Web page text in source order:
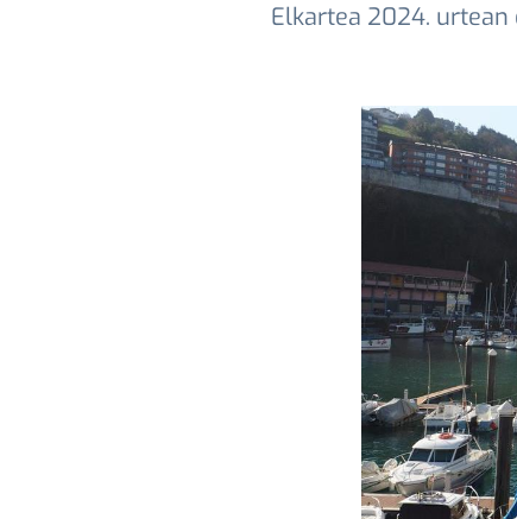
Elkartea 2024.